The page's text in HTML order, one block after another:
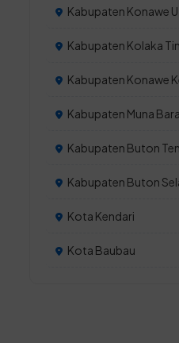
Kabupaten Konawe
Kabupaten Kolaka
Kabupaten Konawe
Kabupaten Muna
Kabupaten Buton
Kabupaten Buton
Kota Kendari
Kota Baubau